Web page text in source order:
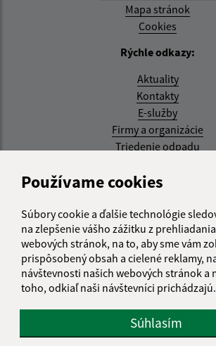
Používame cookies
Súbory cookie a ďalšie technológie
na zlepšenie vášho zážitku z
webových stránok, na to, aby sme vám
prispôsobený obsah a cielené reklamy,
návštevnosti našich webových stránok a
toho, odkiaľ naši návštevníci prichádzajú.
Súhlasím
Mapa stránok
Cookies
Rýchle odkazy:
Aktuality
Kontakty
E-služby
Firmy a organizácie
Triedenie odpadu
Aktualizované:
RSS
Správca obsahu:
Správca obsahu je Obec
Vytvorené v súlade sJednotným
elektronických služieb.